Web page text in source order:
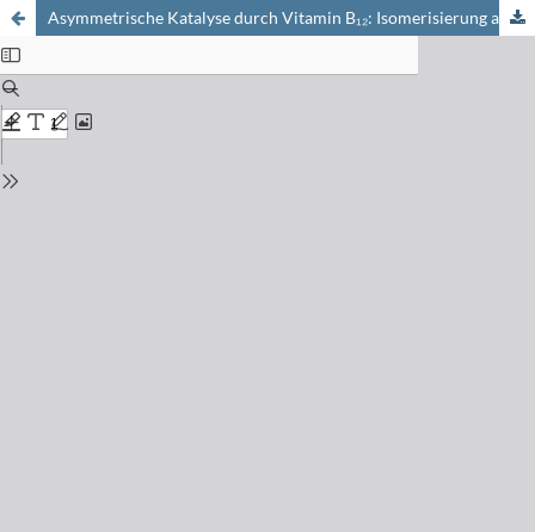
Asymmetrische Katalyse durch Vitamin B₁₂: Isomerisierung achiraler 1,4-Epiperoxide zu optisch aktiven 4-Hydroxycycloalk-2-en-1-onen